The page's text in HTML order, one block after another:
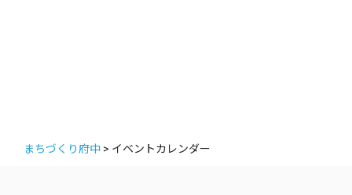
まちづくり府中 > イベントカレンダー